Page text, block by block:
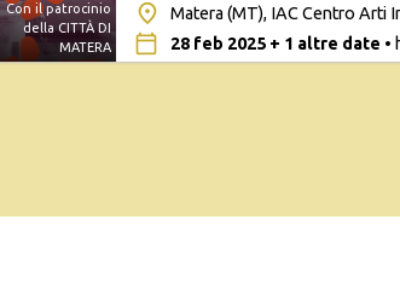
Con il patrocinio
della CITTÀ DI
MATERA
Matera (MT), IAC Centro Arti
28 feb 2025 + 1 altre date •